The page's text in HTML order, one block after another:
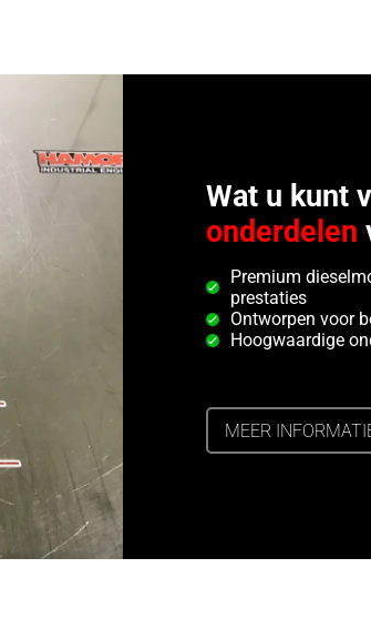
Wat u kunt
onderdelen
Premium
prestaties
Ontworpen voor
Hoogwaardige
MEER